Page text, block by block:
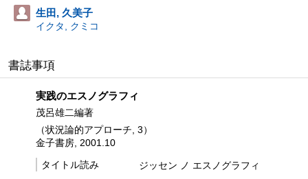
生田, 久美子
イクタ, クミコ
書誌事項
実践のエスノグラフィ
茂呂雄二編著
（状況論的アプローチ, 3）
金子書房, 2001.10
タイトル読み
ジッセン ノ エスノグラフィ